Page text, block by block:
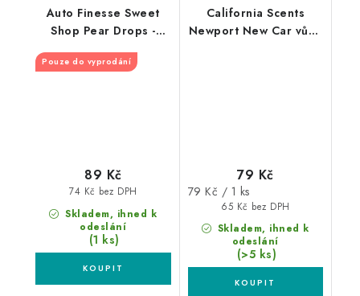
Auto Finesse Sweet
Shop Pear Drops -
Pouze do vyprodání
Skladem, ihned k
odeslání
(1 ks)
74 Kč bez DPH
89 Kč
California Scents
Newport New Car vůně
Skladem, ihned k
odeslání
(>5 ks)
65 Kč bez DPH
79 Kč
Měrná
79 Kč / 1 ks